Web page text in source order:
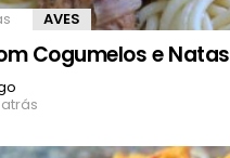
AVES
Cogumelos e Natas